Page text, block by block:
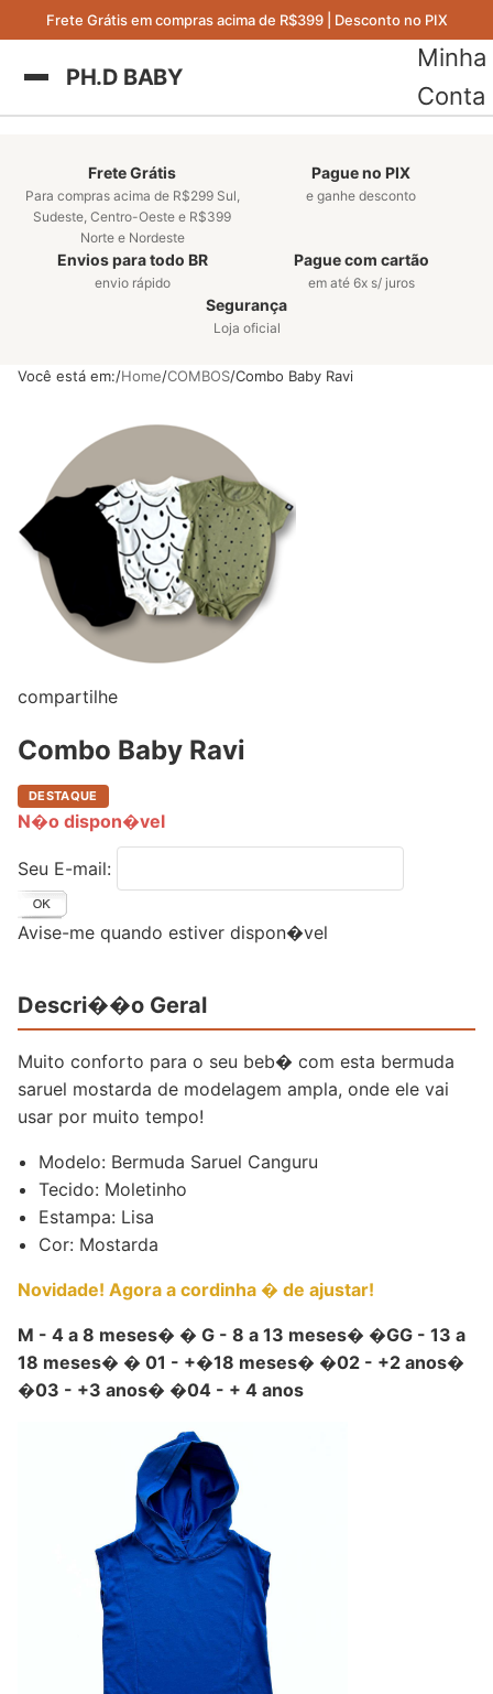
Frete Grátis em compras acima de R$399 | Desconto no PIX
PH.D BABY
Minha
Conta
Frete Grátis
Para compras acima de R$299 Sul,
Sudeste, Centro-Oeste e R$399
Norte e Nordeste
Pague no PIX
e ganhe desconto
Envios para todo BR
envio rápido
Pague com cartão
em até 6x s/ juros
Segurança
Loja oficial
Você está em: Home COMBOS Combo Baby Ravi
compartilhe
Combo Baby Ravi
DESTAQUE
N�o dispon�vel
Seu E-mail:
Avise-me quando estiver dispon�vel
Descri��o Geral
Muito conforto para o seu beb� com esta bermuda
saruel mostarda de modelagem ampla, onde ele vai
usar por muito tempo!
Modelo: Bermuda Saruel Canguru
Tecido: Moletinho
Estampa: Lisa
Cor: Mostarda
Novidade! Agora a cordinha � de ajustar!
M - 4 a 8 meses� � G - 8 a 13 meses� �GG - 13 a
18 meses� � 01 - +�18 meses� �02 - +2 anos�
�03 - +3 anos� �04 - + 4 anos